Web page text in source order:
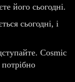
його сьогодні.
сьогодні, і
Cosmic